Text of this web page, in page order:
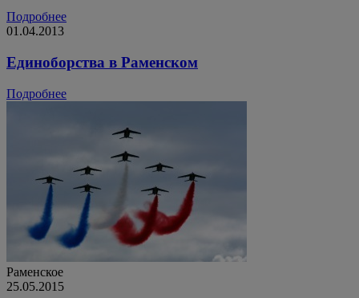
Подробнее
01.04.2013
Единоборства в Раменском
Подробнее
Раменское
25.05.2015